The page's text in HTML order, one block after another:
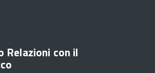
Relazioni con il